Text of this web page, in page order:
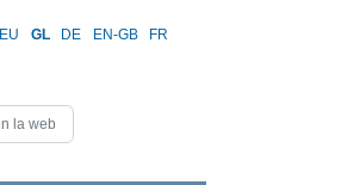
EU GL DE EN-GB FR